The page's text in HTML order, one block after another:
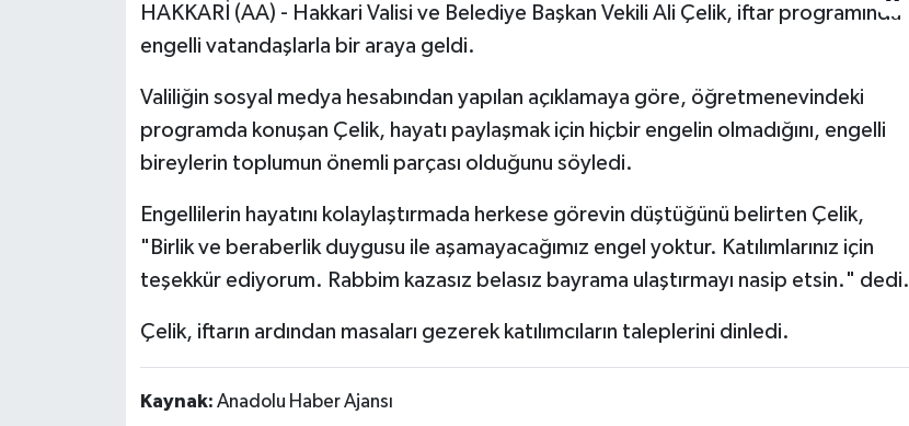
HAKKARİ (AA) - Hakkari Valisi ve Belediye Başkan Vekili Ali Çelik, iftar programında
engelli vatandaşlarla bir araya geldi.
Valiliğin sosyal medya hesabından yapılan açıklamaya göre, öğretmenevindeki
programda konuşan Çelik, hayatı paylaşmak için hiçbir engelin olmadığını, engelli
bireylerin toplumun önemli parçası olduğunu söyledi.
Engellilerin hayatını kolaylaştırmada herkese görevin düştüğünü belirten Çelik,
"Birlik ve beraberlik duygusu ile aşamayacağımız engel yoktur. Katılımlarınız için
teşekkür ediyorum. Rabbim kazasız belasız bayrama ulaştırmayı nasip etsin." dedi.
Çelik, iftarın ardından masaları gezerek katılımcıların taleplerini dinledi.
Kaynak: Anadolu Haber Ajansı
Haber Arşivi